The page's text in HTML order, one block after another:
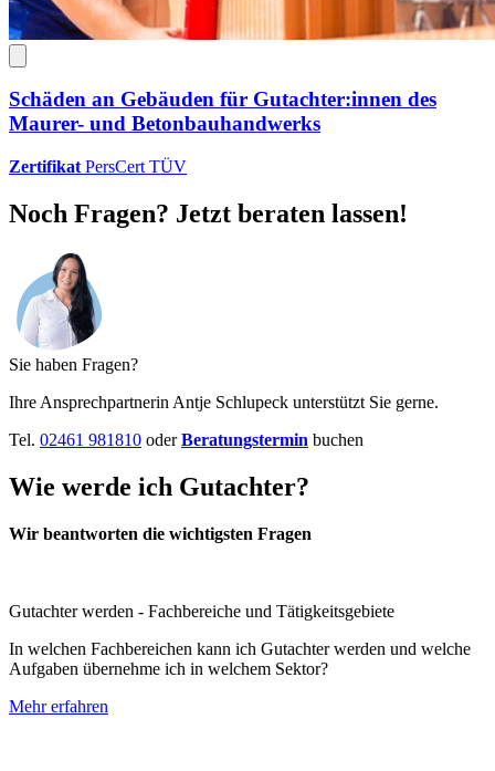
Schäden an Gebäuden für Gutachter:innen des
Maurer- und Betonbauhandwerks
Zertifikat PersCert TÜV
Noch Fragen? Jetzt beraten lassen!
Sie haben Fragen?
Ihre Ansprechpartnerin Antje Schlupeck unterstützt Sie gerne.
Tel. 02461 981810 oderBeratungstermin buchen
Wie werde ich Gutachter?
Wir beantworten die wichtigsten Fragen
Gutachter werden - Fachbereiche und Tätigkeitsgebiete
In welchen Fachbereichen kann ich Gutachter werden und welche
Aufgaben übernehme ich in welchem Sektor?
Mehr erfahren